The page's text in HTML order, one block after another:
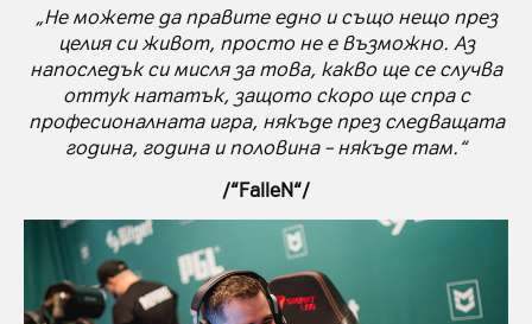
„Не можете да правите едно и също нещо през
целия си живот, просто не е възможно. Аз
напоследък си мисля за това, какво ще се случва
оттук нататък, защото скоро ще спра с
професионалната игра, някъде през следващата
година, година и половина – някъде там.“
/“FalleN“/